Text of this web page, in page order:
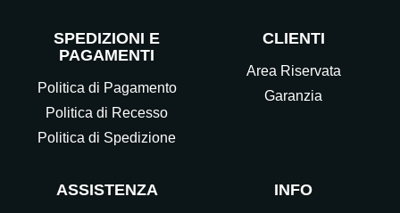
SPEDIZIONI E
PAGAMENTI
Politica di Pagamento
Politica di Recesso
Politica di Spedizione
CLIENTI
Area Riservata
Garanzia
ASSISTENZA INFO